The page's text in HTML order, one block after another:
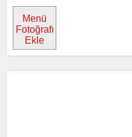
Menü
Fotoğrafı
Ekle